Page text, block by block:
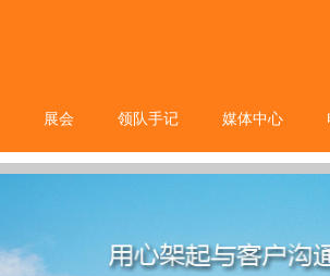
展会 领队手记 媒体中心